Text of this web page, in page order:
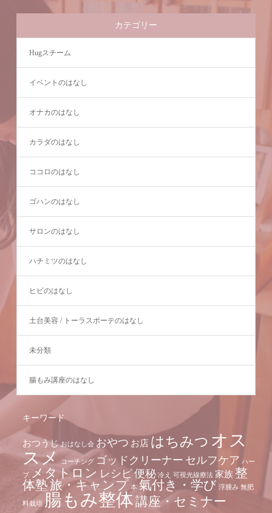
カテゴリー
Hugスチーム
イベントのはなし
オナカのはなし
カラダのはなし
ココロのはなし
ゴハンのはなし
サロンのはなし
ハチミツのはなし
ヒビのはなし
土台美容 / トーラスボーテのはなし
未分類
腸もみ講座のはなし
キーワード
おつうじ おはなし会 おやつ お店 はちみつ オス
スメ コーチング ゴッドクリーナー セルフケア ハー
ブ
メタトロン レシピ便秘 冷え 可視光線療法 家族 整
体塾旅・キャンプ 本 氣付き・学び 浮腫み 無肥
料栽培 腸もみ整体講座・セミナー